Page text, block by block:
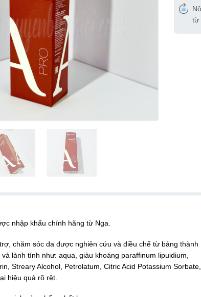
từ
nhập khẩu chính hãng từ Nga.
chăm sóc da được nghiên cứu và điều chế từ bảng thành
lành tính như: aqua, giàu khoáng paraffinum lipuidium,
Streary Alcohol, Petrolatum, Citric Acid Potassium Sorbate,
hiệu quả rõ rệt.